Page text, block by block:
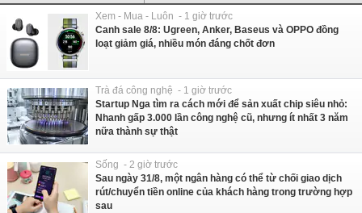
Xem - Mua - Luôn - 1 giờ trước
Canh sale 8/8: Ugreen, Anker, Baseus và OPPO đồng
loạt giảm giá, nhiều món đáng chốt đơn
Trà đá công nghệ - 1 giờ trước
Startup Nga tìm ra cách mới để sản xuất chip siêu nhỏ:
Nhanh gấp 3.000 lần công nghệ cũ, nhưng ít nhất 3 năm
nữa thành sự thật
Sống - 2 giờ trước
Sau ngày 31/8, một ngân hàng có thể từ chối giao dịch
rút/chuyển tiền online của khách hàng trong trường hợp
sau